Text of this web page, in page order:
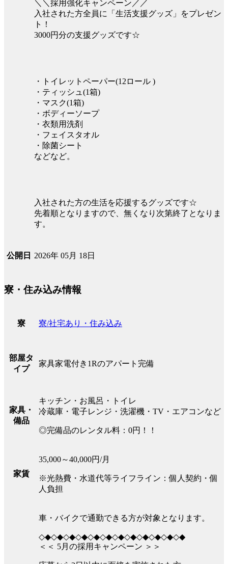
＼＼採用強化キャンペーン／／
入社された方全員に「生活支援グッズ」をプレゼン
ト！
3000円分の支援グッズです☆
・トイレットペーパー(12ロール )
・ティッシュ(1箱)
・マスク(1箱)
・ボディーソープ
・衣類用洗剤
・フェイスタオル
・除菌シート
などなど。
入社された方の生活を応援するグッズです☆
先着順となりますので、無くなり次第終了となりま
す。
公開日 2026年 05月 18日
寮・住み込み情報
寮 寮/社宅あり・住み込み
部屋タ
イプ
家具家電付き1Rのアパート完備
家具・
備品
キッチン・お風呂・トイレ
冷蔵庫・電子レンジ・洗濯機・TV・エアコンなど
◎完備品のレンタル料：0円！！
家賃
35,000～40,000円/月
※光熱費・水道代等ライフライン：個人契約・個
人負担
車・バイクで通勤できる方が対象となります。
◇◆◇◆◇◆◇◆◇◆◇◆◇◆◇◆◇◆◇◆◇◆◇◆
＜＜ 5月の採用キャンペーン ＞＞